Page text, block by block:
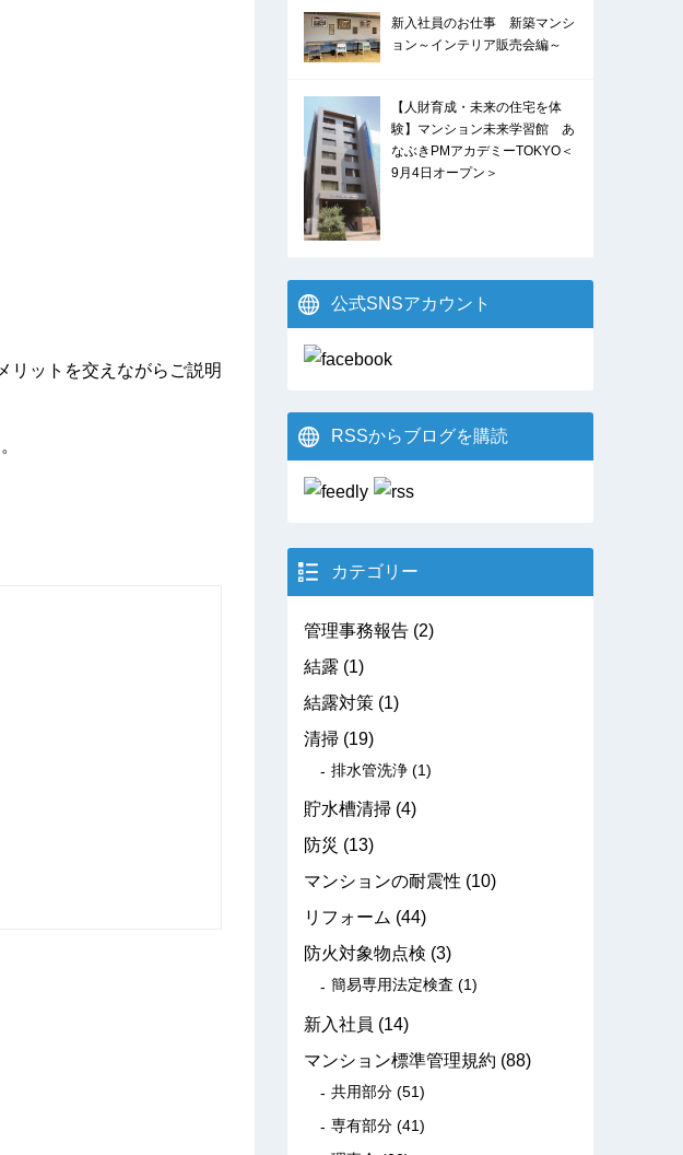
リットを交えながらご説明
新入社員のお仕事 新築マンシ
ョン～インテリア販売会編～
【人財育成・未来の住宅を体
験】マンション未来学習館 あ
なぶきPMアカデミーTOKYO＜
9月4日オープン＞
公式SNSアカウント
RSSからブログを購読
カテゴリー
管理事務報告 (2)
結露 (1)
結露対策 (1)
清掃 (19)
排水管洗浄 (1)
貯水槽清掃 (4)
防災 (13)
マンションの耐震性 (10)
リフォーム (44)
防火対象物点検 (3)
簡易専用法定検査 (1)
新入社員 (14)
マンション標準管理規約 (88)
共用部分 (51)
専有部分 (41)